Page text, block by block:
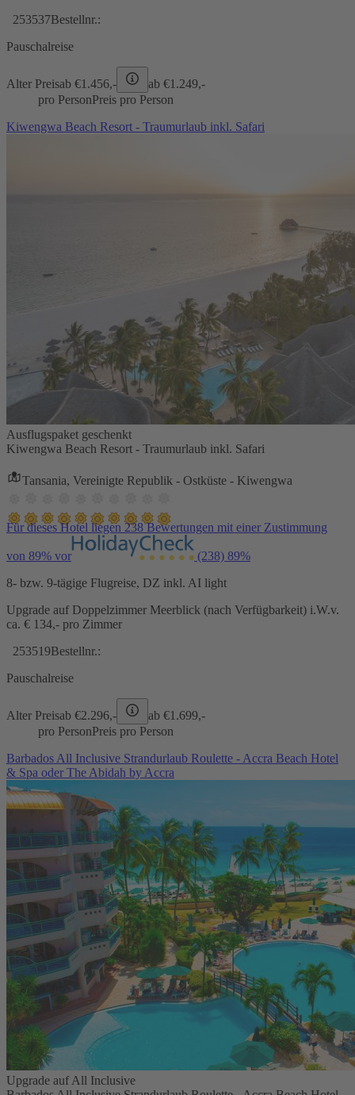
253537Bestellnr.:
Pauschalreise
Alter Preisab €1.456,- ab €1.249,-
pro PersonPreis pro Person
Kiwengwa Beach Resort - Traumurlaub inkl. Safari
Ausflugspaket geschenkt
Kiwengwa Beach Resort - Traumurlaub inkl. Safari
Tansania, Vereinigte Republik - Ostküste - Kiwengwa
Für dieses Hotel liegen 238 Bewertungen mit einer Zustimmung
von 89% vor (238) 89%
8- bzw. 9-tägige Flugreise, DZ inkl. AI light
Upgrade auf Doppelzimmer Meerblick (nach Verfügbarkeit) i.W.v.
ca. € 134,- pro Zimmer
253519Bestellnr.:
Pauschalreise
Alter Preisab €2.296,- ab €1.699,-
pro PersonPreis pro Person
Barbados All Inclusive Strandurlaub Roulette - Accra Beach Hotel
& Spa oder The Abidah by Accra
Upgrade auf All Inclusive